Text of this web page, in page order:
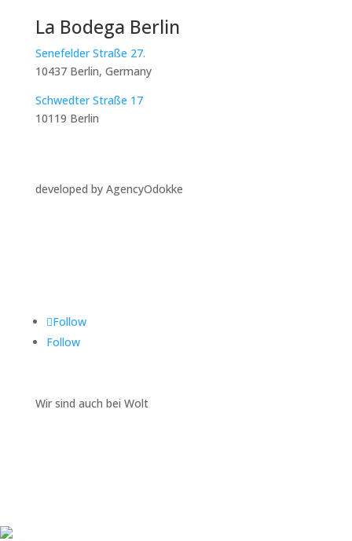
La Bodega Berlin
Senefelder Straße 27.
10437 Berlin, Germany
Schwedter Straße 17
10119 Berlin
developed by AgencyOdokke
Follow
Follow
Wir sind auch bei Wolt